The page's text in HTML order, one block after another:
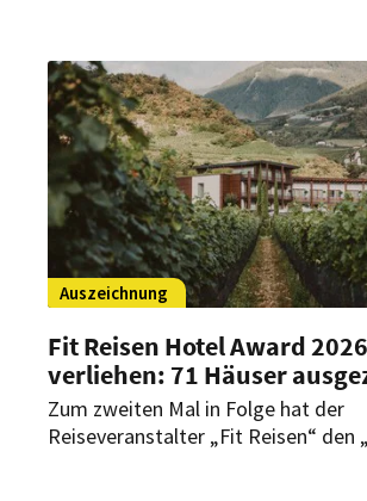
zehn Nominierten stehen jetzt fest.
Auszeichnung
Fit Reisen Hotel Award 2026
verliehen: 71 Häuser
Zum zweiten Mal in Folge hat der
Reiseveranstalter „Fit Reisen“ den